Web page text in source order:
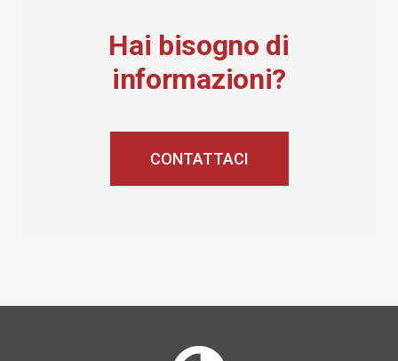
Hai bisogno di
informazioni?
CONTATTACI